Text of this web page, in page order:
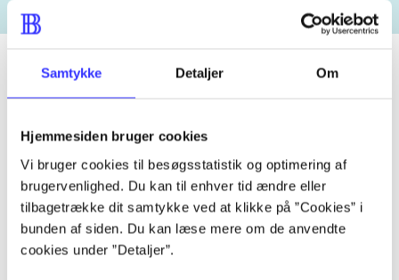
Samtykke Detaljer Om
Hjemmesiden bruger cookies
Vi bruger cookies til besøgsstatistik og optimering af
brugervenlighed. Du kan til enhver tid ændre eller
tilbagetrække dit samtykke ved at klikke på ”Cookies” i
bunden af siden. Du kan læse mere om de anvendte
cookies under ”Detaljer”.
Artiklen er en del af
lorem ipsum dolor sit amet ...
Artiklerne i handler ofte om